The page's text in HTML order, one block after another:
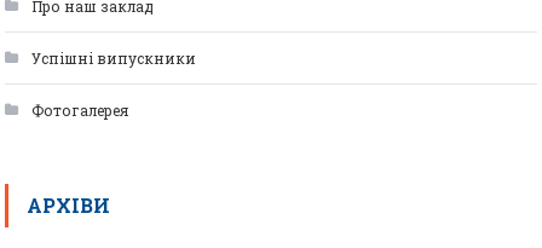
Про наш заклад
Успішні випускники
Фотогалерея
АРХІВИ